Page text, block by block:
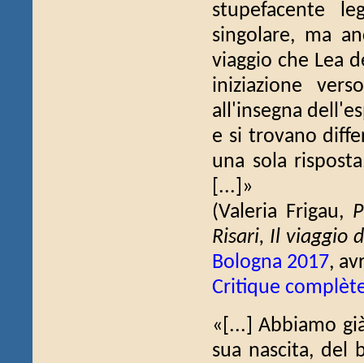
stupefacente
singolare, ma
viaggio che Lea
iniziazione
all'insegna
e si trovano
una sola
[...]»
(Valeria Frigau,
Risari, Il viaggio
Bologna 2017,
Critique
«[...] Abbiamo
sua nascita, del